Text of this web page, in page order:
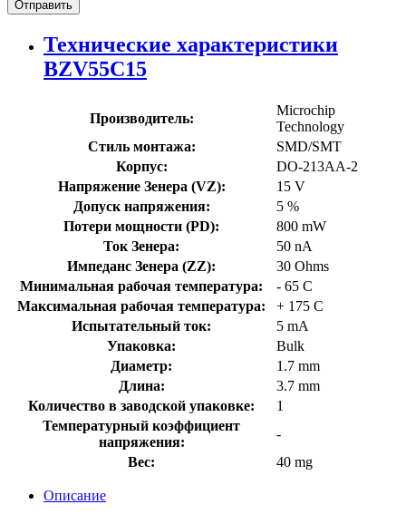
Отправить
Технические характеристики
BZV55C15
Производитель:
Microchip
Technology
Стиль монтажа:
SMD/SMT
Корпус:
DO-213AA-2
Напряжение Зенера (VZ):
15 V
Допуск напряжения:
5 %
Потери мощности (PD):
800 mW
Ток Зенера:
50 nA
Импеданс Зенера (ZZ):
30 Ohms
Минимальная рабочая температура:
- 65 C
Максимальная рабочая температура:
+ 175 C
Испытательный ток:
5 mA
Упаковка:
Bulk
Диаметр:
1.7 mm
Длина:
3.7 mm
Количество в заводской упаковке:
1
Температурный коэффициент
напряжения:
-
Вес:
40 mg
Описание